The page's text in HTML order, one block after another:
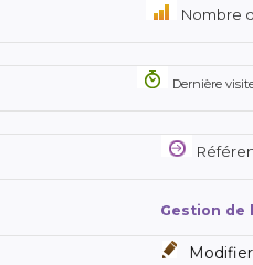
Nombre
Dernière
Gestion de